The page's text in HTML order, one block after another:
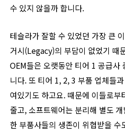
수 있지 않을까 합니다.
테슬라가 잘할 수 있었던 가장 큰
거시(Legacy)의 부담이 없었기 때
OEM들은 오랫동안 티어 1 공급사
니다. 또 티어 1, 2, 3 부품 업체들
여있기도 하고요. 때문에 이들로
줄고, 소프트웨어는 분리해 별도
한 부품사들의 생존이 위협받을